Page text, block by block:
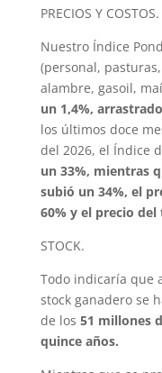
PRECIOS Y COSTOS.
Nuestro Índice
(personal,
alambre, gasoil,
un 1,4%,
los últimos doce
del 2026, el Índice
un 33%, mientras
subió un 34%, el
60% y el precio
STOCK.
Todo indicaría que
stock ganadero se
de los 51 millones
quince años.